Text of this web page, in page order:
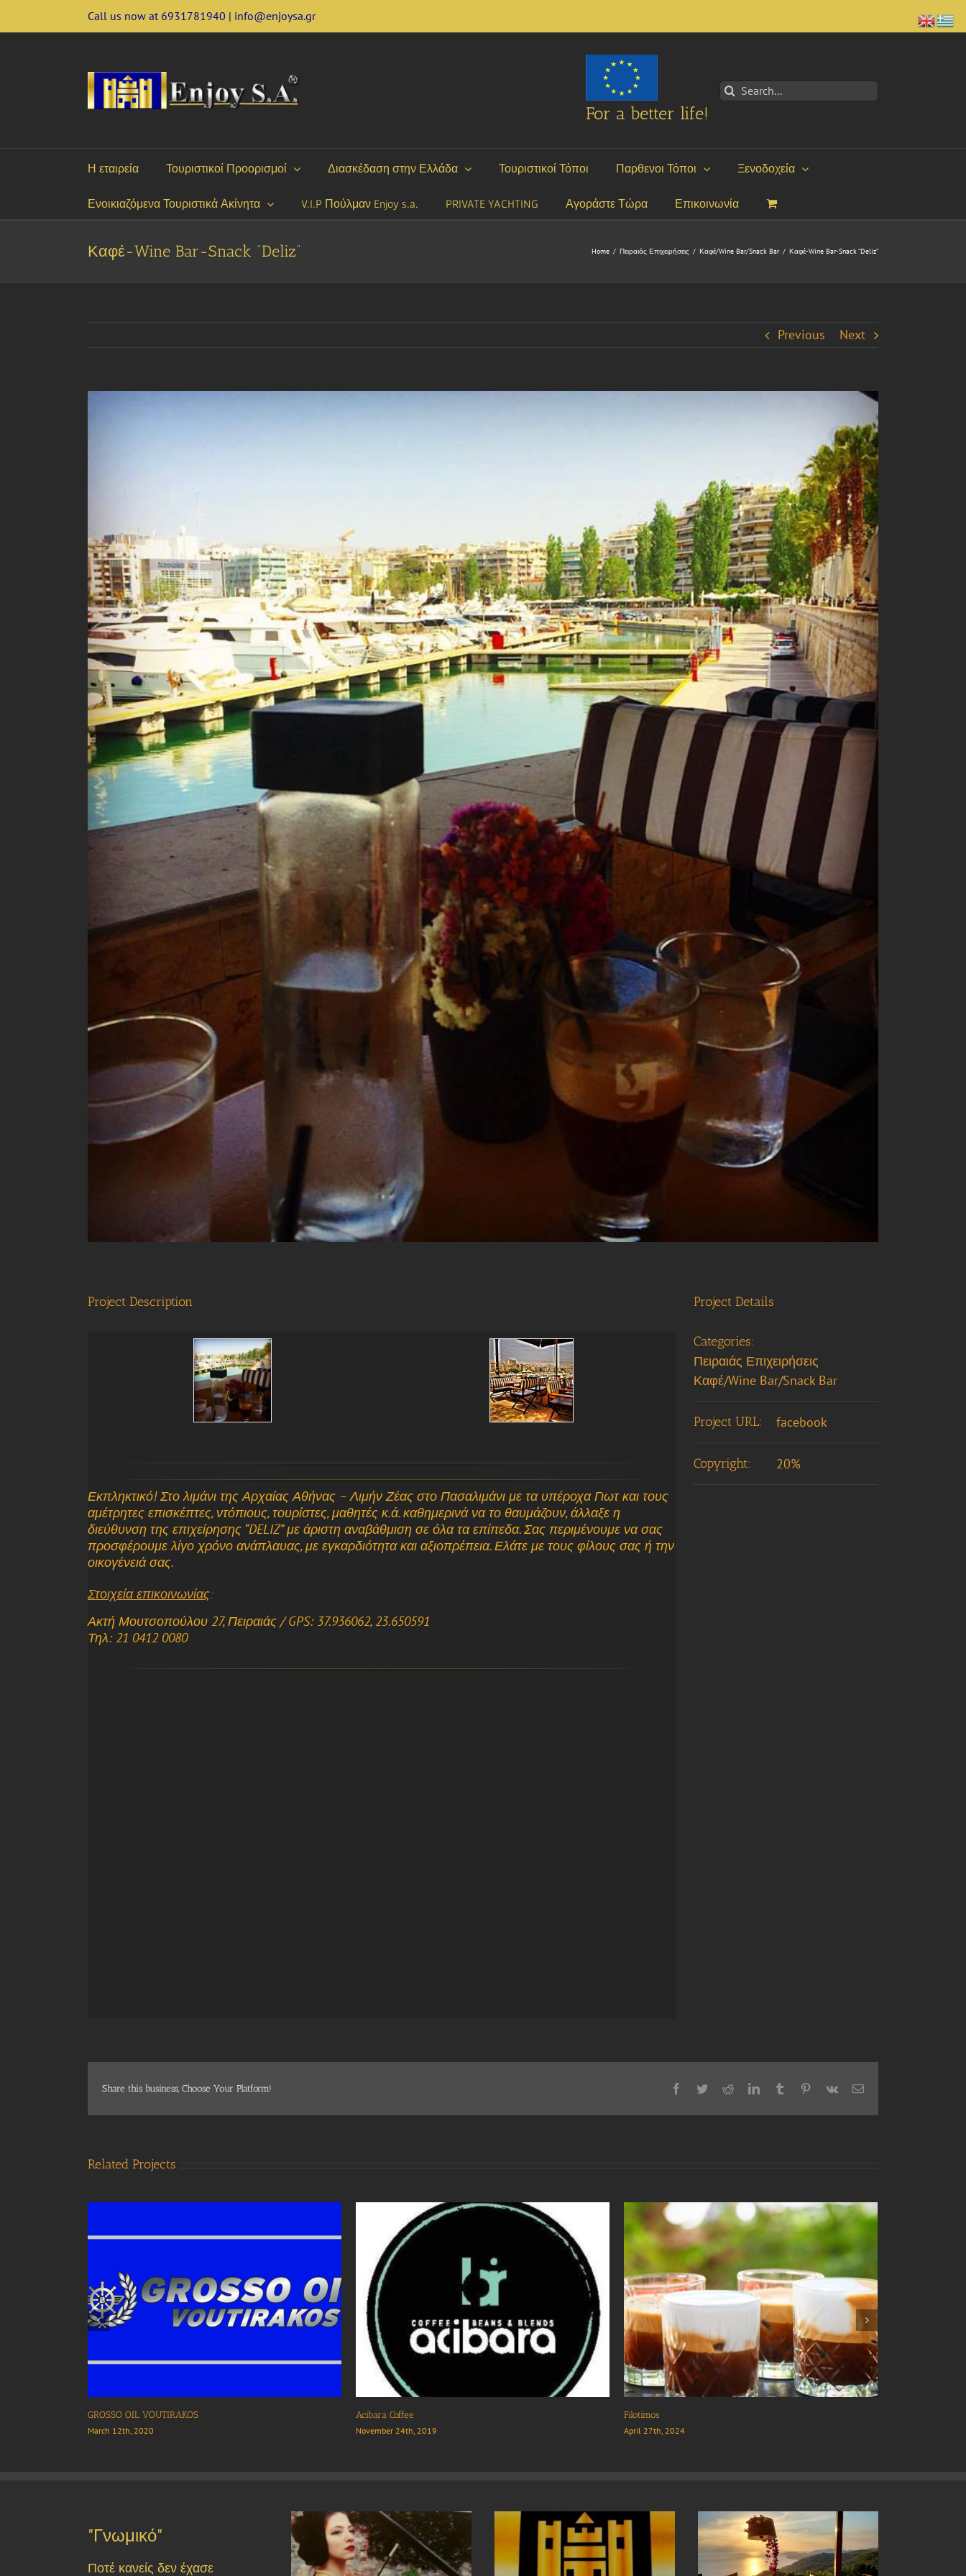
Call us now at 6931781940 | info@enjoysa.gr
For a better life!
Search
for:
Η εταιρεία Τουριστικοί Προορισμοί Διασκέδαση στην Ελλάδα Τουριστικοί Τόποι Παρθενοι Τόποι Ξενοδοχεία
Ενοικιαζόμενα Τουριστικά Ακίνητα V.I.P Πούλμαν Enjoy s.a. PRIVATE YACHTING Αγοράστε Τώρα Επικοινωνία
Καφέ-Wine Bar-Snack “Deliz” Home / Πειραιάς Επιχειρήσεις / Καφέ/Wine Bar/Snack Bar / Καφέ-Wine Bar-Snack “Deliz”
Previous Next
Project Description
Εκπληκτικό! Στο λιμάνι της Αρχαίας Αθήνας – Λιμήν Ζέας στο Πασαλιμάνι με τα υπέροχα Γιωτ και τους
αμέτρητες επισκέπτες, ντόπιους, τουρίστες, μαθητές κ.ά. καθημερινά να το θαυμάζουν, άλλαξε η
διεύθυνση της επιχείρησης “DELIZ” με άριστη αναβάθμιση σε όλα τα επίπεδα. Σας περιμένουμε να σας
προσφέρουμε λίγο χρόνο ανάπλαυας, με εγκαρδιότητα και αξιοπρέπεια. Ελάτε με τους φίλους σας ή την
οικογένειά σας.
Στοιχεία επικοινωνίας:
Ακτή Μουτσοπούλου 27, Πειραιάς / GPS: 37.936062, 23.650591
Τηλ: 21 0412 0080
Project Details
Categories:
Πειραιάς Επιχειρήσεις
Καφέ/Wine Bar/Snack Bar
Project URL: facebook
Copyright: 20%
Share this business, Choose Your Platform! Facebook
TwitterRedditLinkedInTumblr Pinterest
Vk Email
Related Projects
Pirée
February 1st, 2024
Celestyal Cruises
May 3rd, 2020
GROSSO OIL VOUTIRAKOS
March 12th, 2020
"Γνωμικό"
Ποτέ κανείς δεν έχασε